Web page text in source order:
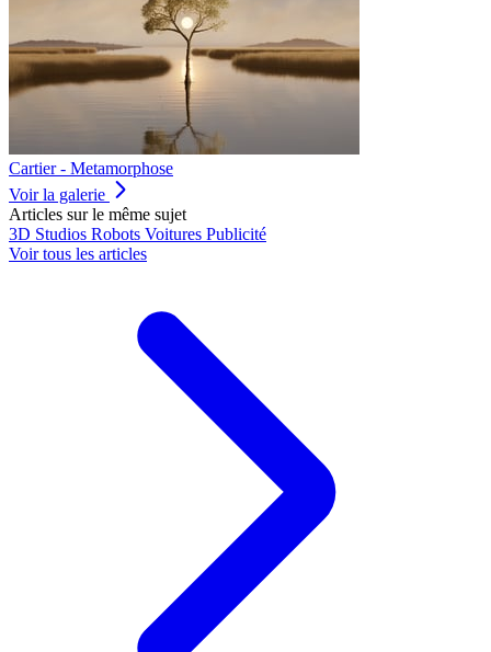
Cartier - Metamorphose
Voir la galerie
Articles sur le même sujet
3D Studios Robots Voitures Publicité
Voir tous les articles